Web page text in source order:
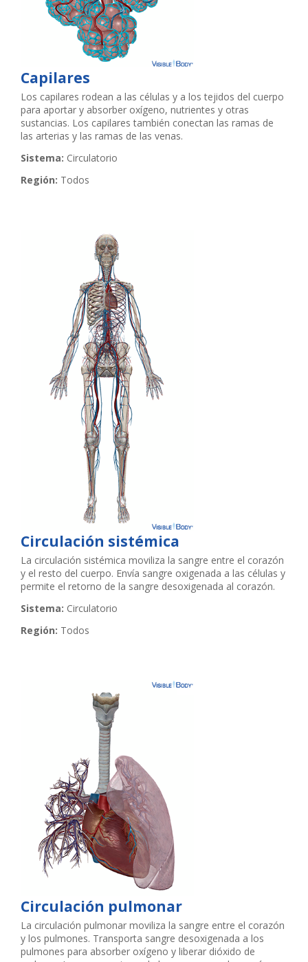
Capilares
Los capilares rodean a las células y a los tejidos del cuerpo
para aportar y absorber oxígeno, nutrientes y otras
sustancias. Los capilares también conectan las ramas de
las arterias y las ramas de las venas.
Sistema: Circulatorio
Región: Todos
Circulación sistémica
La circulación sistémica moviliza la sangre entre el corazón
y el resto del cuerpo. Envía sangre oxigenada a las células y
permite el retorno de la sangre desoxigenada al corazón.
Sistema: Circulatorio
Región: Todos
Circulación pulmonar
La circulación pulmonar moviliza la sangre entre el corazón
y los pulmones. Transporta sangre desoxigenada a los
pulmones para absorber oxígeno y liberar dióxido de